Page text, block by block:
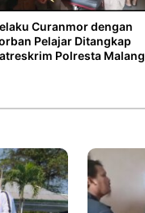
Curanmor dengan
Pelajar Ditangkap
Polresta Malang